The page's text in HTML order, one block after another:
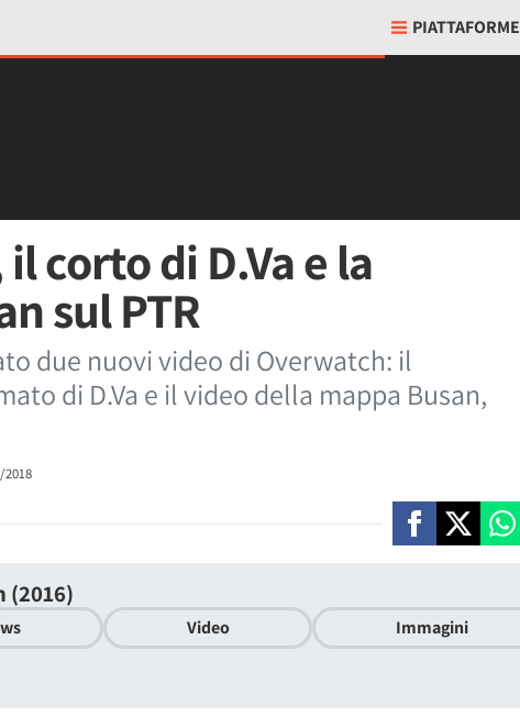
PIATTAFORME
corto di D.Va e la
sul PTR
due nuovi video di Overwatch: il
di D.Va e il video della mappa Busan,
2018
(2016)
Video Immagini